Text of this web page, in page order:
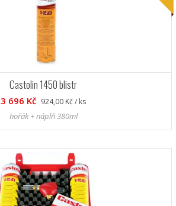
Castolin 1450 blistr
3 696 Kč 924,00 Kč / ks
hořák + náplň 380ml